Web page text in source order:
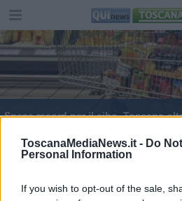
ToscanaMediaNews.it - Do
Personal Information
If you wish to opt-out of the sale,
Spesa record per il cibo, Toscana
Fiumi di carburante